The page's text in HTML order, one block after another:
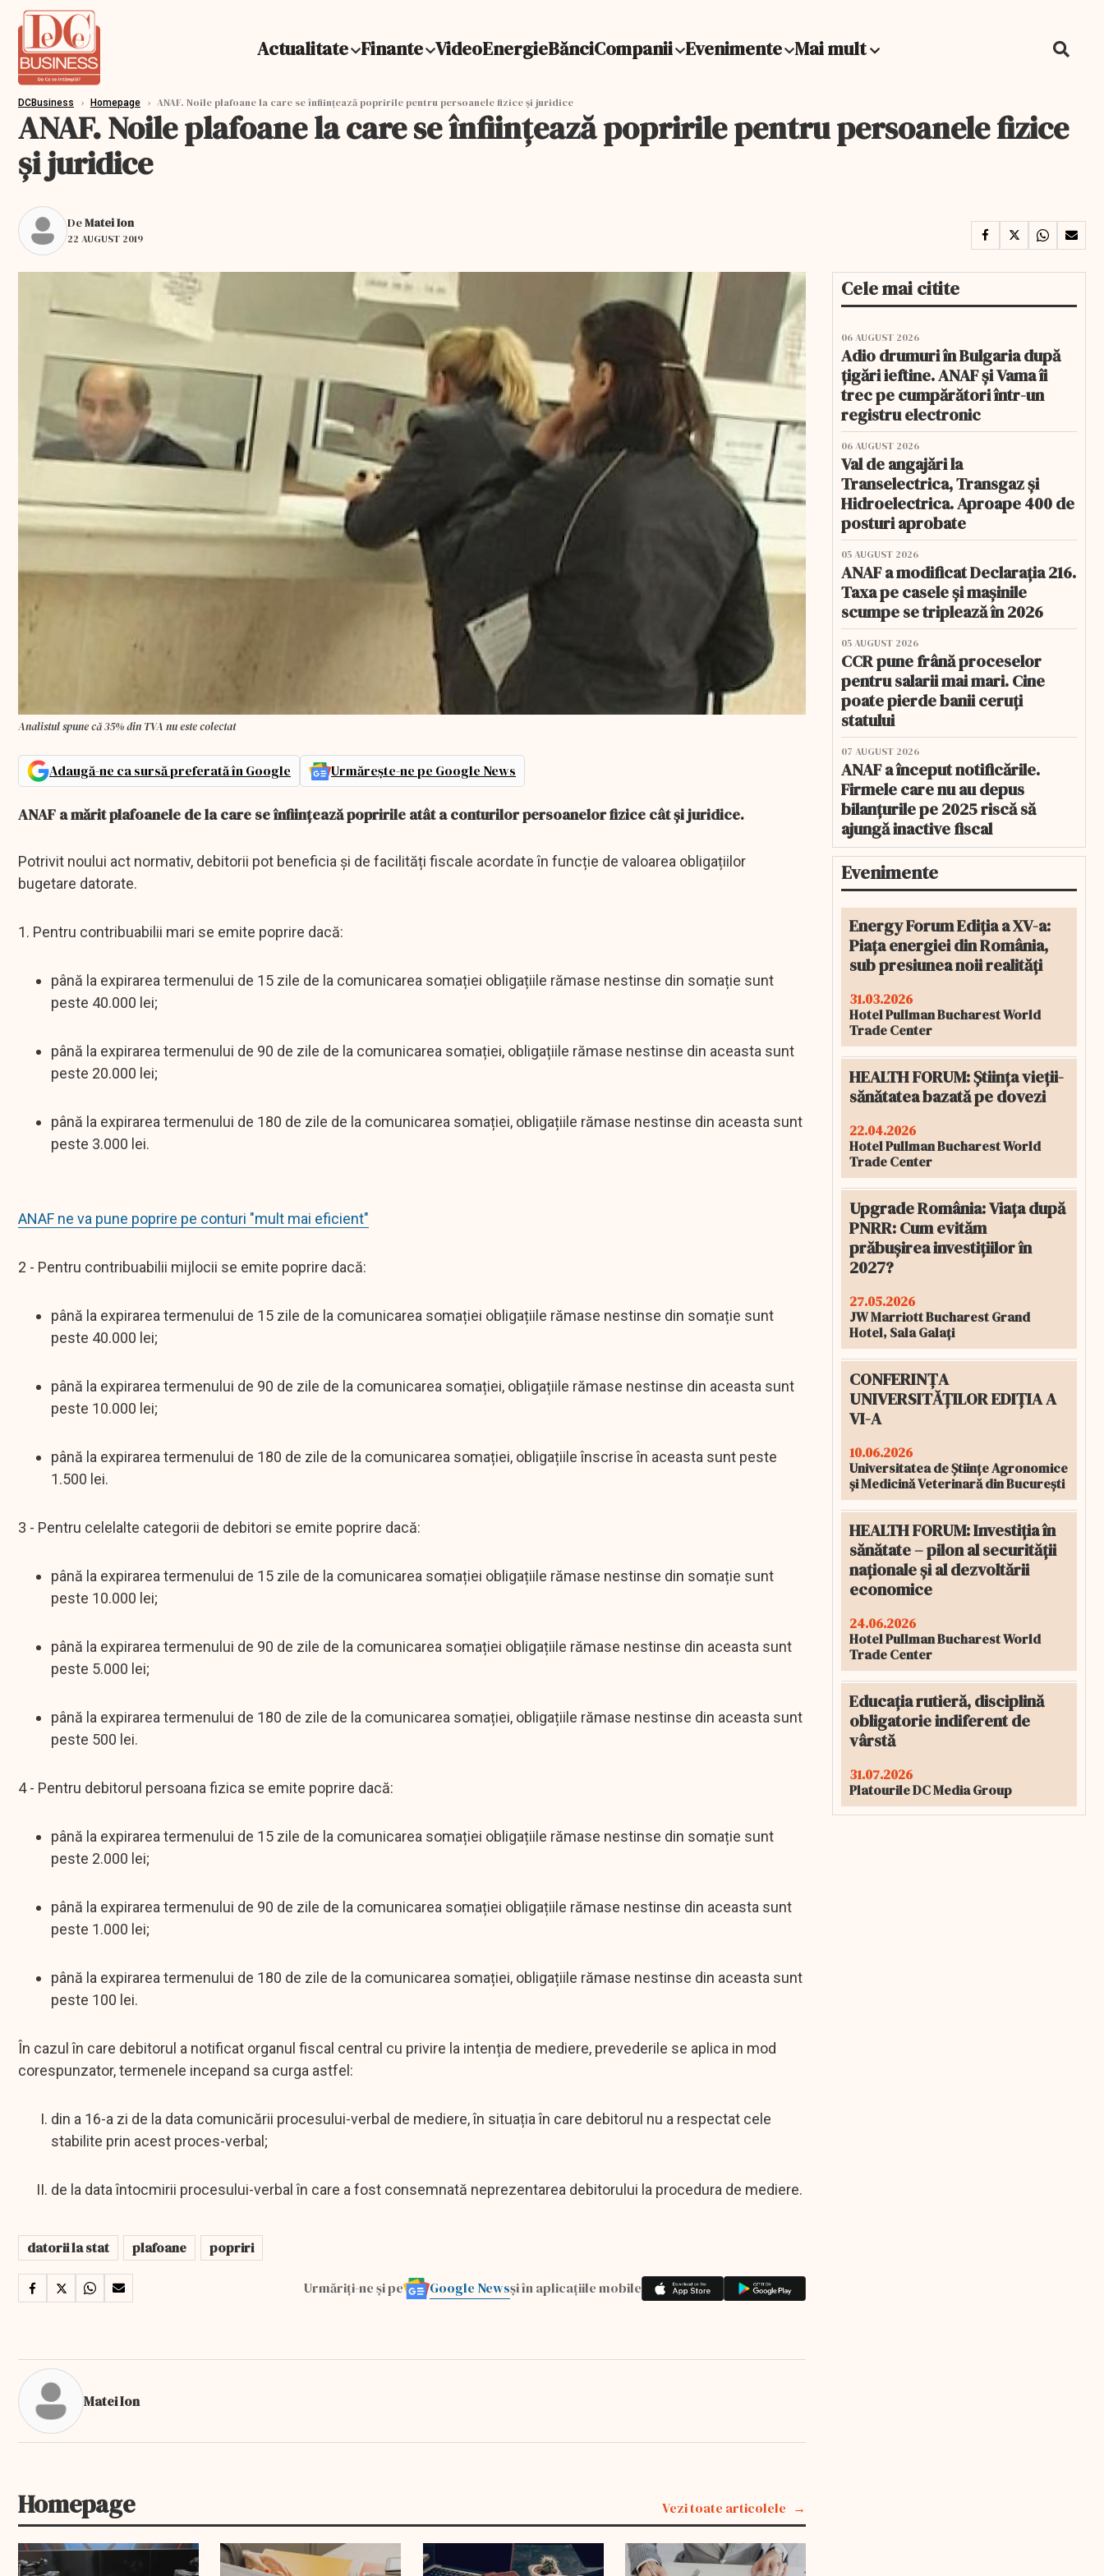
Actualitate Finante VideoEnergieBănciCompanii Evenimente Mai mult
DCBusiness › Homepage › ANAF. Noile plafoane la care se înființează popririle pentru persoanele fizice și juridice
ANAF. Noile plafoane la care se înființează popririle pentru persoanele fizice
și juridice
DeMatei Ion
22 AUGUST 2019
Analistul spune că 35% din TVA nu este colectat
Adaugă-ne ca sursă preferată în Google Urmărește-ne pe Google News
ANAF a mărit plafoanele de la care se înființează popririle atât a conturilor persoanelor fizice cât și juridice.
Potrivit noului act normativ, debitorii pot beneficia și de facilități fiscale acordate în funcție de valoarea obligațiilor
bugetare datorate.
1. Pentru contribuabilii mari se emite poprire dacă:
până la expirarea termenului de 15 zile de la comunicarea somației obligațiile rămase nestinse din somație sunt
peste 40.000 lei;
până la expirarea termenului de 90 de zile de la comunicarea somației, obligațiile rămase nestinse din aceasta sunt
peste 20.000 lei;
până la expirarea termenului de 180 de zile de la comunicarea somației, obligațiile rămase nestinse din aceasta sunt
peste 3.000 lei.
ANAF ne va pune poprire pe conturi "mult mai eficient"
2 - Pentru contribuabilii mijlocii se emite poprire dacă:
până la expirarea termenului de 15 zile de la comunicarea somației obligațiile rămase nestinse din somație sunt
peste 40.000 lei;
până la expirarea termenului de 90 de zile de la comunicarea somației, obligațiile rămase nestinse din aceasta sunt
peste 10.000 lei;
până la expirarea termenului de 180 de zile de la comunicarea somației, obligațiile înscrise în aceasta sunt peste
1.500 lei.
3 - Pentru celelalte categorii de debitori se emite poprire dacă:
până la expirarea termenului de 15 zile de la comunicarea somației obligațiile rămase nestinse din somație sunt
peste 10.000 lei;
până la expirarea termenului de 90 de zile de la comunicarea somației obligațiile rămase nestinse din aceasta sunt
peste 5.000 lei;
până la expirarea termenului de 180 de zile de la comunicarea somației, obligațiile rămase nestinse din aceasta sunt
peste 500 lei.
4 - Pentru debitorul persoana fizica se emite poprire dacă:
până la expirarea termenului de 15 zile de la comunicarea somației obligațiile rămase nestinse din somație sunt
peste 2.000 lei;
până la expirarea termenului de 90 de zile de la comunicarea somației obligațiile rămase nestinse din aceasta sunt
peste 1.000 lei;
până la expirarea termenului de 180 de zile de la comunicarea somației, obligațiile rămase nestinse din aceasta sunt
peste 100 lei.
În cazul în care debitorul a notificat organul fiscal central cu privire la intenția de mediere, prevederile se aplica in mod
corespunzator, termenele incepand sa curga astfel:
din a 16-a zi de la data comunicării procesului-verbal de mediere, în situația în care debitorul nu a respectat cele
stabilite prin acest proces-verbal;
de la data întocmirii procesului-verbal în care a fost consemnată neprezentarea debitorului la procedura de mediere.
datorii la stat plafoane popriri
Urmăriți-ne și pe Google Newsși în aplicațiile mobile
Matei Ion
Homepage Vezi toate articolele
EXCLUSIV
Cele mai citite
06 AUGUST 2026
Adio drumuri în Bulgaria după
țigări ieftine. ANAF și Vama îi
trec pe cumpărători într-un
registru electronic
06 AUGUST 2026
Val de angajări la
Transelectrica, Transgaz și
Hidroelectrica. Aproape 400 de
posturi aprobate
05 AUGUST 2026
ANAF a modificat Declarația 216.
Taxa pe casele și mașinile
scumpe se triplează în 2026
05 AUGUST 2026
CCR pune frână proceselor
pentru salarii mai mari. Cine
poate pierde banii ceruți
statului
07 AUGUST 2026
ANAF a început notificările.
Firmele care nu au depus
bilanțurile pe 2025 riscă să
ajungă inactive fiscal
Evenimente
Energy Forum Ediția a XV-a:
Piața energiei din România,
sub presiunea noii realități
31.03.2026
Hotel Pullman Bucharest World
Trade Center
HEALTH FORUM: Știința vieții-
sănătatea bazată pe dovezi
22.04.2026
Hotel Pullman Bucharest World
Trade Center
Upgrade România: Viața după
PNRR: Cum evităm
prăbușirea investițiilor în
2027?
27.05.2026
JW Marriott Bucharest Grand
Hotel, Sala Galați
CONFERINȚA
UNIVERSITĂȚILOR EDIȚIA A
VI-A
10.06.2026
Universitatea de Științe Agronomice
și Medicină Veterinară din București
HEALTH FORUM: Investiția în
sănătate – pilon al securității
naționale și al dezvoltării
economice
24.06.2026
Hotel Pullman Bucharest World
Trade Center
Educația rutieră, disciplină
obligatorie indiferent de
vârstă
31.07.2026
Platourile DC Media Group